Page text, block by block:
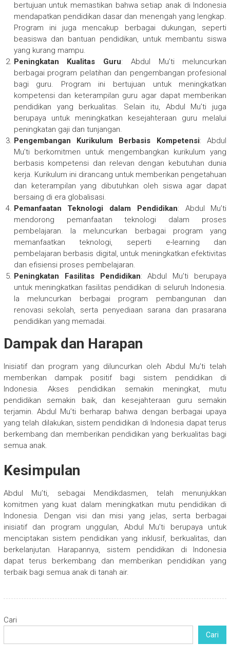
bertujuan untuk memastikan bahwa setiap anak di Indonesia
mendapatkan pendidikan dasar dan menengah yang lengkap.
Program ini juga mencakup berbagai dukungan, seperti
beasiswa dan bantuan pendidikan, untuk membantu siswa
yang kurang mampu.
Peningkatan Kualitas Guru: Abdul Mu’ti meluncurkan
berbagai program pelatihan dan pengembangan profesional
bagi guru. Program ini bertujuan untuk meningkatkan
kompetensi dan keterampilan guru agar dapat memberikan
pendidikan yang berkualitas. Selain itu, Abdul Mu’ti juga
berupaya untuk meningkatkan kesejahteraan guru melalui
peningkatan gaji dan tunjangan.
Pengembangan Kurikulum Berbasis Kompetensi: Abdul
Mu’ti berkomitmen untuk mengembangkan kurikulum yang
berbasis kompetensi dan relevan dengan kebutuhan dunia
kerja. Kurikulum ini dirancang untuk memberikan pengetahuan
dan keterampilan yang dibutuhkan oleh siswa agar dapat
bersaing di era globalisasi.
Pemanfaatan Teknologi dalam Pendidikan: Abdul Mu’ti
mendorong pemanfaatan teknologi dalam proses
pembelajaran. Ia meluncurkan berbagai program yang
memanfaatkan teknologi, seperti e-learning dan
pembelajaran berbasis digital, untuk meningkatkan efektivitas
dan efisiensi proses pembelajaran.
Peningkatan Fasilitas Pendidikan: Abdul Mu’ti berupaya
untuk meningkatkan fasilitas pendidikan di seluruh Indonesia.
Ia meluncurkan berbagai program pembangunan dan
renovasi sekolah, serta penyediaan sarana dan prasarana
pendidikan yang memadai.
Dampak dan Harapan
Inisiatif dan program yang diluncurkan oleh Abdul Mu’ti telah
memberikan dampak positif bagi sistem pendidikan di
Indonesia. Akses pendidikan semakin meningkat, mutu
pendidikan semakin baik, dan kesejahteraan guru semakin
terjamin. Abdul Mu’ti berharap bahwa dengan berbagai upaya
yang telah dilakukan, sistem pendidikan di Indonesia dapat terus
berkembang dan memberikan pendidikan yang berkualitas bagi
semua anak.
Kesimpulan
Abdul Mu’ti, sebagai Mendikdasmen, telah menunjukkan
komitmen yang kuat dalam meningkatkan mutu pendidikan di
Indonesia. Dengan visi dan misi yang jelas, serta berbagai
inisiatif dan program unggulan, Abdul Mu’ti berupaya untuk
menciptakan sistem pendidikan yang inklusif, berkualitas, dan
berkelanjutan. Harapannya, sistem pendidikan di Indonesia
dapat terus berkembang dan memberikan pendidikan yang
terbaik bagi semua anak di tanah air.
Cari
Cari